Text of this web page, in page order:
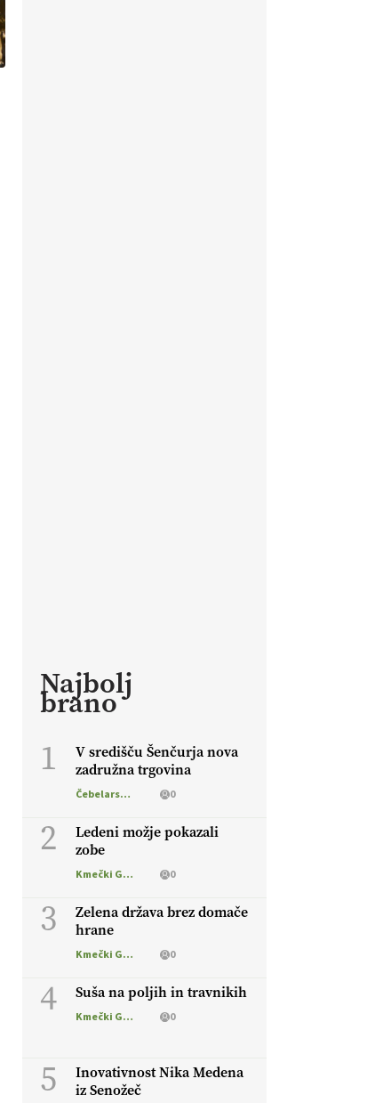
Najbolj
brano
1
V središču Šenčurja nova
zadružna trgovina
Čebelarstvo 0
2
Ledeni možje pokazali
zobe
Kmečki Glas 0
3
Zelena država brez domače
hrane
Kmečki Glas 0
4 Suša na poljih in travnikih
Kmečki Glas 0
5
Inovativnost Nika Medena
iz Senožeč